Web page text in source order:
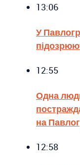
13:06
У
12:55
Одна
на
12:58